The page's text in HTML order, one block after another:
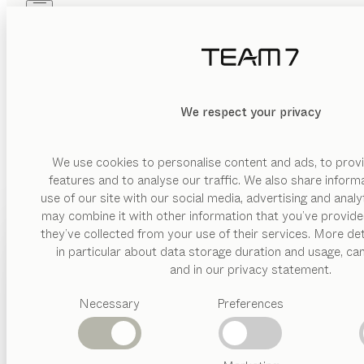
We respect your privacy
We use cookies to personalise content and ads, to
features and to analyse our traffic. We also share
use of our site with our social media, advertising and
may combine it with other information that you’ve
they’ve collected from your use of their services. More
in particular about data storage duration and usage,
and in our privacy statement.
Necessary
Preferences
Esstische
Küchen
Regale
Betten
PRODUKTE
ÜBER UNS
HÄNDLER